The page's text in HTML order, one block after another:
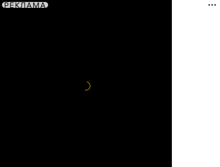
РЕКЛАМА